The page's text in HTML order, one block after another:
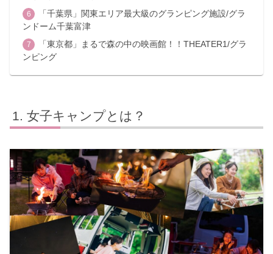
「千葉県」関東エリア最大級のグランピング施設/グラ
ンドーム千葉富津
「東京都」まるで森の中の映画館！！THEATER1/グラ
ンピング
女子キャンプとは？